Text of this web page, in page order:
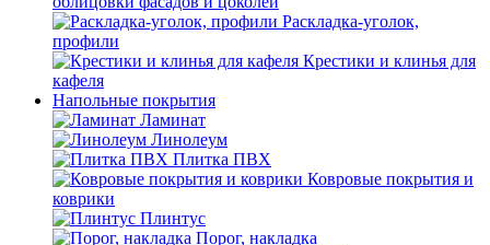
Раскладка-уголок,
профили
Крестики и клинья для
кафеля
Напольные покрытия
Ламинат
Линолеум
Плитка ПВХ
Ковровые покрытия и
коврики
Плинтус
Порог, накладка